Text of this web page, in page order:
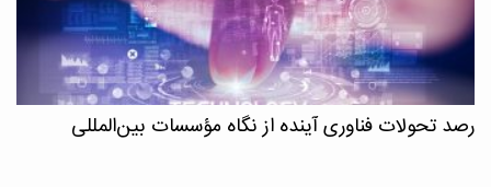
رصد تحولات فناوری آینده از نگاه مؤسسات بین‌المللی